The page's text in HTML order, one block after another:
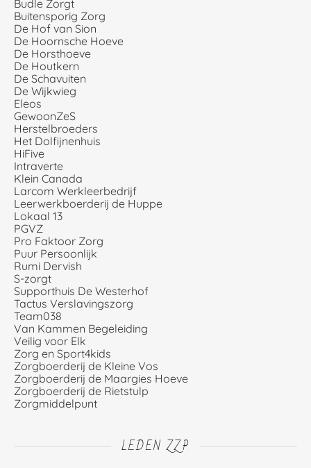
Budle Zorgt
Buitensporig Zorg
De Hof van Sion
De Hoornsche Hoeve
De Horsthoeve
De Houtkern
De Schavuiten
De Wijkwieg
Eleos
GewoonZeS
Herstelbroeders
Het Dolfijnenhuis
HiFive
Intraverte
Klein Canada
Larcom Werkleerbedrijf
Leerwerkboerderij de Huppe
Lokaal 13
PGVZ
Pro Faktoor Zorg
Puur Persoonlijk
Rumi Dervish
S-zorgt
Supporthuis De Westerhof
Tactus Verslavingszorg
Team038
Van Kammen Begeleiding
Veilig voor Elk
Zorg en Sport4kids
Zorgboerderij de Kleine Vos
Zorgboerderij de Maargies Hoeve
Zorgboerderij de Rietstulp
Zorgmiddelpunt
LEDEN ZZP